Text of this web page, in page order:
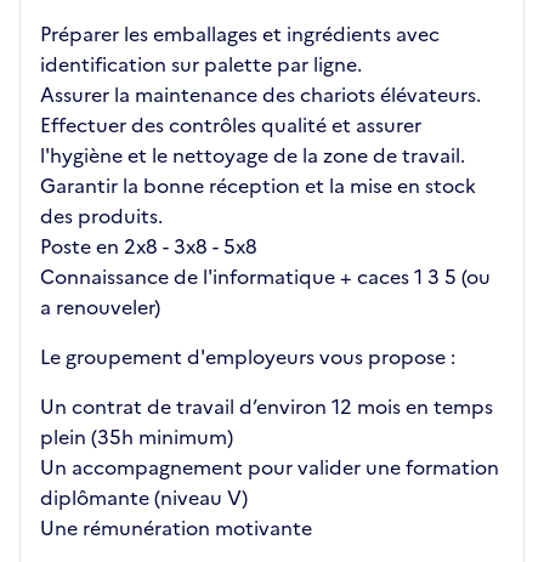
Préparer les emballages et ingrédients avec
identification sur palette par ligne.
Assurer la maintenance des chariots élévateurs.
Effectuer des contrôles qualité et assurer
l'hygiène et le nettoyage de la zone de travail.
Garantir la bonne réception et la mise en stock
des produits.
Poste en 2x8 - 3x8 - 5x8
Connaissance de l'informatique + caces 1 3 5 (ou
a renouveler)
Le groupement d'employeurs vous propose :
Un contrat de travail d’environ 12 mois en temps
plein (35h minimum)
Un accompagnement pour valider une formation
diplômante (niveau V)
Une rémunération motivante